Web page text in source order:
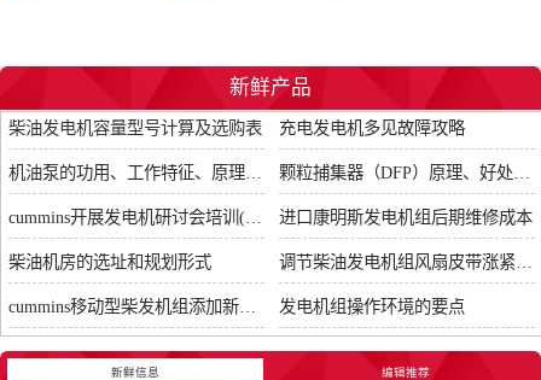
新鲜产品
柴油发电机容量型号计算及选购表 充电发电机多见故障攻略
进口康明斯发电机组后期维修成本
柴油机房的选址和规划形式
发电机组操作环境的要点
新鲜信息 编辑推荐